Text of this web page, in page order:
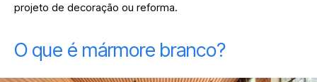
projeto de decoração ou reforma.
O que é mármore branco?